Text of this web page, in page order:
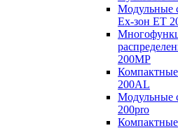
Модульные
Ex-зон ET
200MP
200AL
Модульные
200pro